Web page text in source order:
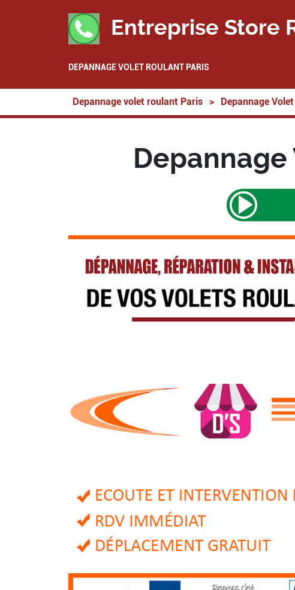
Entreprise Store
DEPANNAGE VOLET ROULANT PARIS
Depannage volet roulant Paris > Depannage